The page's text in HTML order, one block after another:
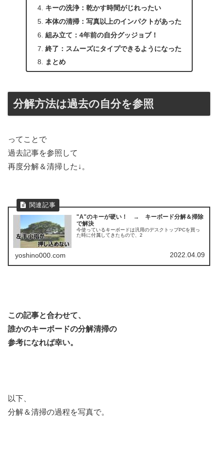
キーの洗浄：乾かす時間がじれったい
本体の清掃：写真以上のインパクトがあった
組み立て：4年前の自分グッジョブ！
終了：スムーズにタイプできるようになった
まとめ
分解方法は過去の自分を参照
ってことで
過去記事を参照して
再度分解＆清掃した↓。
"A"のキーが硬い！ → キーボード分解＆掃除
で解決
今使っているキーボードは汎用のデスクトップPCを買っ
た時に付属してきたもので、2
yoshino000.com 2022.04.09
この記事と合わせて、
誰かのキーボードの分解清掃の
参考になれば幸い。
以下、
分解＆清掃の過程を写真で。